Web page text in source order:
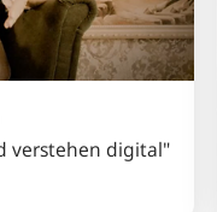
verstehen digital"